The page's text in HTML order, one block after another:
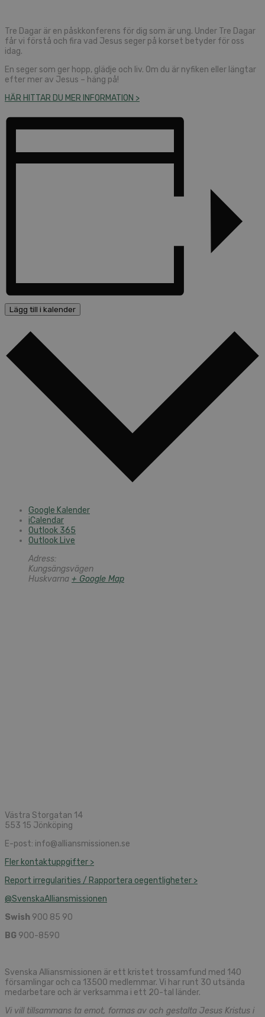
Tre Dagar är en påskkonferens för dig som är ung. Under Tre Dagar
får vi förstå och fira vad Jesus seger på korset betyder för oss
idag.
En seger som ger hopp, glädje och liv. Om du är nyfiken eller längtar
efter mer av Jesus – häng på!
HÄR HITTAR DU MER INFORMATION >
Lägg till i kalender
Google Kalender
iCalendar
Outlook 365
Outlook Live
Adress:
Kungsängsvägen
Huskvarna + Google Map
Västra Storgatan 14
553 15 Jönköping
E-post: info@alliansmissionen.se
Fler kontaktuppgifter >
Report irregularities / Rapportera oegentligheter >
@SvenskaAlliansmissionen
Swish 900 85 90
BG 900-8590
Svenska Alliansmissionen är ett kristet trossamfund med 140
församlingar och ca 13500 medlemmar. Vi har runt 30 utsända
medarbetare och är verksamma i ett 20-tal länder.
Vi vill tillsammans ta emot, formas av och gestalta Jesus Kristus i